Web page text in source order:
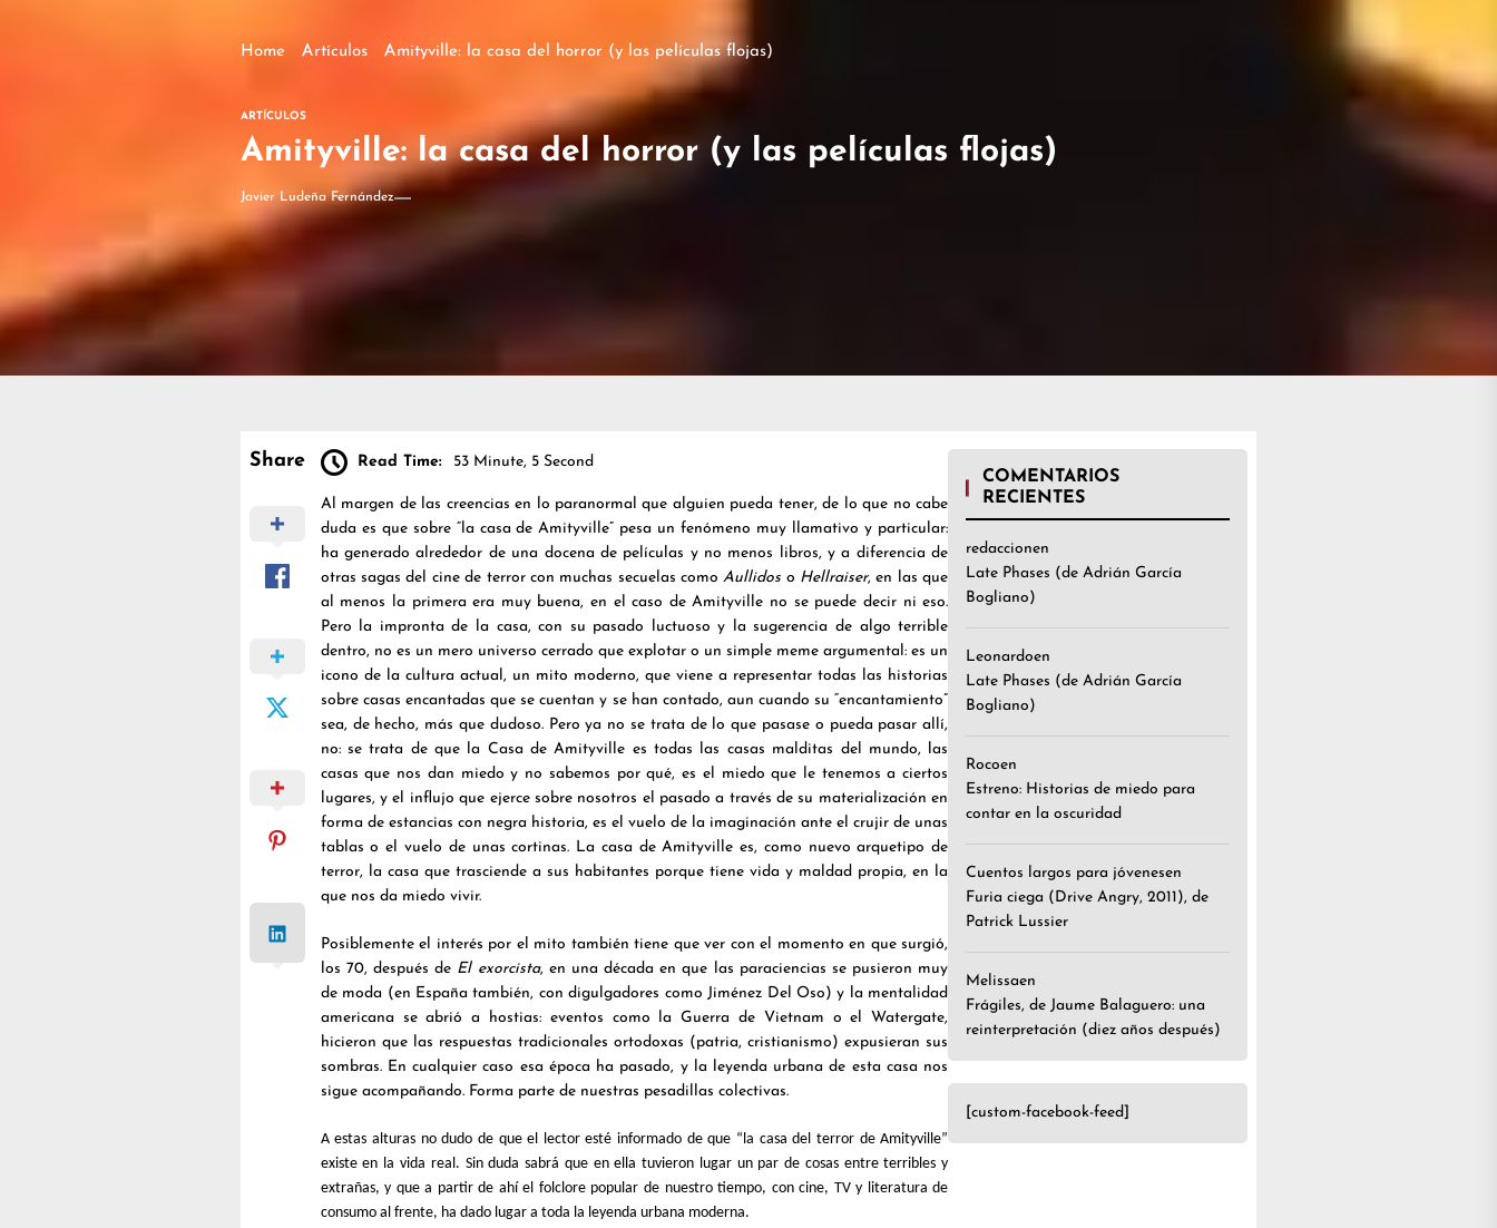
Home Artículos Amityville: la casa del horror (y las películas flojas)
ARTÍCULOS
Amityville: la casa del horror (y las películas flojas)
Javier Ludeña Fernández
Share Read Time: 53 Minute, 5 Second
Al margen de las creencias en lo paranormal que alguien pueda tener, de lo que no cabe
duda es que sobre “la casa de Amityville” pesa un fenómeno muy llamativo y particular:
ha generado alrededor de una docena de películas y no menos libros, y a diferencia de
otras sagas del cine de terror con muchas secuelas comoAullidos o Hellraiser, en las que
al menos la primera era muy buena, en el caso de Amityville no se puede decir ni eso.
Pero la impronta de la casa, con su pasado luctuoso y la sugerencia de algo terrible
dentro, no es un mero universo cerrado que explotar o un simple meme argumental: es un
icono de la cultura actual, un mito moderno, que viene a representar todas las historias
sobre casas encantadas que se cuentan y se han contado, aun cuando su “encantamiento”
sea, de hecho, más que dudoso. Pero ya no se trata de lo que pasase o pueda pasar allí,
no: se trata de que la Casa de Amityville es todas las casas malditas del mundo, las
casas que nos dan miedo y no sabemos por qué, es el miedo que le tenemos a ciertos
lugares, y el influjo que ejerce sobre nosotros el pasado a través de su materialización en
forma de estancias con negra historia, es el vuelo de la imaginación ante el crujir de unas
tablas o el vuelo de unas cortinas. La casa de Amityville es, como nuevo arquetipo de
terror, la casa que trasciende a sus habitantes porque tiene vida y maldad propia, en la
que nos da miedo vivir.
Posiblemente el interés por el mito también tiene que ver con el momento en que surgió,
los 70, después de El exorcista, en una década en que las paraciencias se pusieron muy
de moda (en España también, con digulgadores como Jiménez Del Oso) y la mentalidad
americana se abrió a hostias: eventos como la Guerra de Vietnam o el Watergate,
hicieron que las respuestas tradicionales ortodoxas (patria, cristianismo) expusieran sus
sombras. En cualquier caso esa época ha pasado, y la leyenda urbana de esta casa nos
sigue acompañando. Forma parte de nuestras pesadillas colectivas.
A estas alturas no dudo de que el lector esté informado de que “la casa del terror de Amityville”
existe en la vida real. Sin duda sabrá que en ella tuvieron lugar un par de cosas entre terribles y
extrañas, y que a partir de ahí el folclore popular de nuestro tiempo, con cine, TV y literatura de
consumo al frente, ha dado lugar a toda la leyenda urbana moderna.
COMENTARIOS
RECIENTES
redaccionen
Late Phases (de Adrián García
Bogliano)
Leonardoen
Late Phases (de Adrián García
Bogliano)
Rocoen
Estreno: Historias de miedo para
contar en la oscuridad
Cuentos largos para jóvenesen
Furia ciega (Drive Angry, 2011), de
Patrick Lussier
Melissaen
Frágiles, de Jaume Balaguero: una
reinterpretación (diez años después)
[custom-facebook-feed]